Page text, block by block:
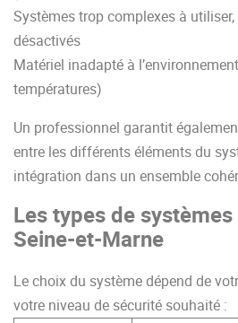
Systèmes trop complexes à
désactivés
Matériel inadapté à
températures)
Un professionnel garantit
entre les différents éléments du
intégration dans un ensemble
Les types de
Seine-et-Marne
Le choix du système dépend de
votre niveau de sécurité souhaité :